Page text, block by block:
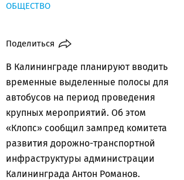
ОБЩЕСТВО
Поделиться
В Калининграде планируют вводить
временные выделенные полосы для
автобусов на период проведения
крупных мероприятий. Об этом
«Клопс» сообщил зампред комитета
развития дорожно-транспортной
инфраструктуры администрации
Калининграда Антон Романов.